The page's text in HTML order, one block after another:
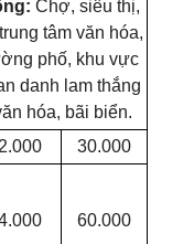
Chợ, siêu thị,
tâm văn hóa,
phố, khu vực
danh lam thắng
hóa, bãi biển.
2.000 30.000
60.000